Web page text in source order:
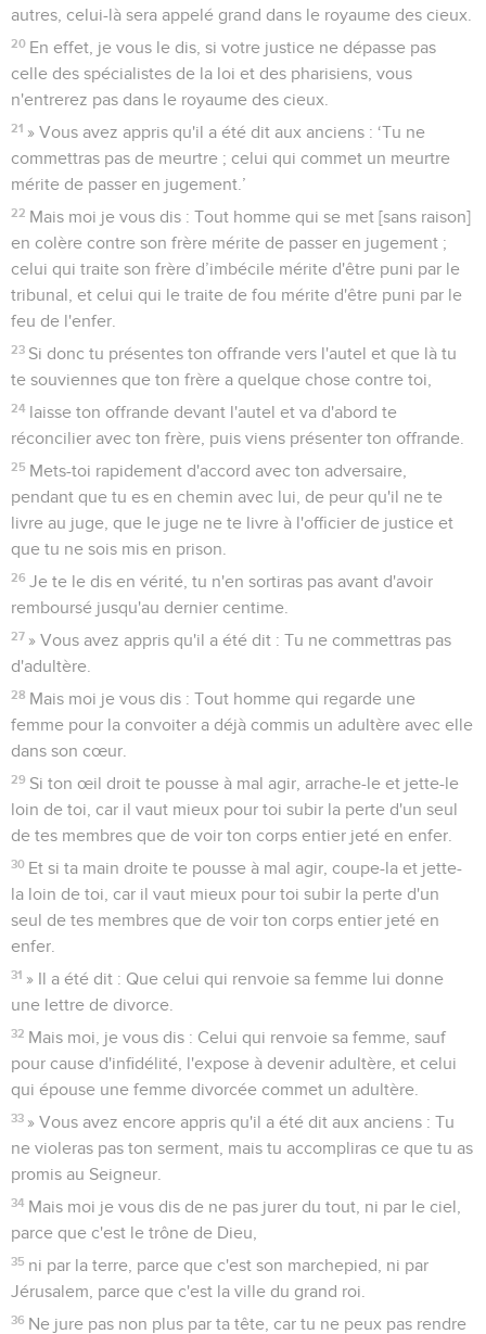
autres, celui-là sera appelé grand dans le royaume des cieux.
20 En effet, je vous le dis, si votre justice ne dépasse pas
celle des spécialistes de la loi et des pharisiens, vous
n'entrerez pas dans le royaume des cieux.
21 » Vous avez appris qu'il a été dit aux anciens : ‘Tu ne
commettras pas de meurtre ; celui qui commet un meurtre
mérite de passer en jugement.’
22 Mais moi je vous dis : Tout homme qui se met [sans raison]
en colère contre son frère mérite de passer en jugement ;
celui qui traite son frère d’imbécile mérite d'être puni par le
tribunal, et celui qui le traite de fou mérite d'être puni par le
feu de l'enfer.
23 Si donc tu présentes ton offrande vers l'autel et que là tu
te souviennes que ton frère a quelque chose contre toi,
24 laisse ton offrande devant l'autel et va d'abord te
réconcilier avec ton frère, puis viens présenter ton offrande.
25 Mets-toi rapidement d'accord avec ton adversaire,
pendant que tu es en chemin avec lui, de peur qu'il ne te
livre au juge, que le juge ne te livre à l'officier de justice et
que tu ne sois mis en prison.
26 Je te le dis en vérité, tu n'en sortiras pas avant d'avoir
remboursé jusqu'au dernier centime.
27 » Vous avez appris qu'il a été dit : Tu ne commettras pas
d'adultère.
28 Mais moi je vous dis : Tout homme qui regarde une
femme pour la convoiter a déjà commis un adultère avec elle
dans son cœur.
29 Si ton œil droit te pousse à mal agir, arrache-le et jette-le
loin de toi, car il vaut mieux pour toi subir la perte d'un seul
de tes membres que de voir ton corps entier jeté en enfer.
30 Et si ta main droite te pousse à mal agir, coupe-la et jette-
la loin de toi, car il vaut mieux pour toi subir la perte d'un
seul de tes membres que de voir ton corps entier jeté en
enfer.
31 » Il a été dit : Que celui qui renvoie sa femme lui donne
une lettre de divorce.
32 Mais moi, je vous dis : Celui qui renvoie sa femme, sauf
pour cause d'infidélité, l'expose à devenir adultère, et celui
qui épouse une femme divorcée commet un adultère.
33 » Vous avez encore appris qu'il a été dit aux anciens : Tu
ne violeras pas ton serment, mais tu accompliras ce que tu as
promis au Seigneur.
34 Mais moi je vous dis de ne pas jurer du tout, ni par le ciel,
parce que c'est le trône de Dieu,
35 ni par la terre, parce que c'est son marchepied, ni par
Jérusalem, parce que c'est la ville du grand roi.
36 Ne jure pas non plus par ta tête, car tu ne peux pas rendre